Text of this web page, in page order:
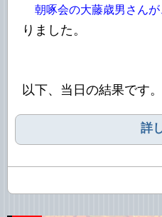
朝啄会の大藤歳男さんが
りました。
以下、当日の結果です。
詳